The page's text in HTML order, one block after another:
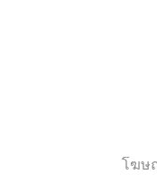
โฆษ